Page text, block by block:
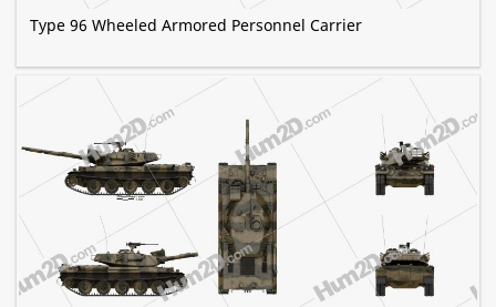
Type 96 Wheeled Armored Personnel Carrier